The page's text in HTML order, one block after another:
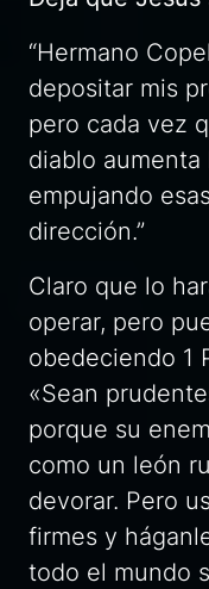
“Hermano
depositar mis
pero cada vez
diablo
empujando
dirección.”
Claro que lo
operar, pero
obedeciendo 1
«Sean
porque su
como un león
devorar. Pero
firmes y
todo el mundo